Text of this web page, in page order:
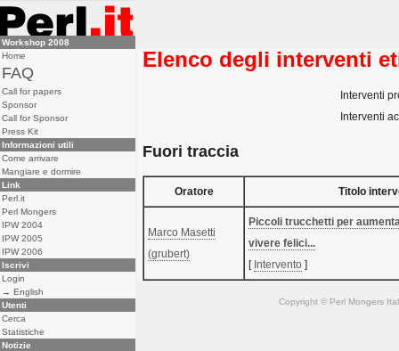
Elenco degli interventi
Interventi
Interventi
Fuori traccia
Oratore Titolo
Marco Masetti
(‎grubert‎)
‎Piccoli trucchetti per
vivere felici...‎
[ Intervento ]
Copyright © Perl Mongers
Workshop 2008
Home
FAQ
Call for papers
Sponsor
Call for Sponsor
Press Kit
Informazioni utili
Come arrivare
Mangiare e dormire
Link
Perl.it
Perl Mongers
IPW 2004
IPW 2005
IPW 2006
Iscrivi
Login
→ English
Utenti
Cerca
Statistiche
Notizie